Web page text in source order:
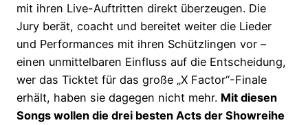
mit ihren Live-Auftritten direkt überzeugen. Die
Jury berät, coacht und bereitet weiter die Lieder
und Performances mit ihren Schützlingen vor –
einen unmittelbaren Einfluss auf die Entscheidung,
wer das Ticktet für das große „X Factor“-Finale
erhält, haben sie dagegen nicht mehr. Mit diesen
Songs wollen die drei besten Acts der Showreihe